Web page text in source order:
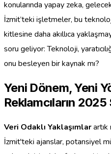
konularında yapay zeka,
İzmit’teki işletmeler, bu
kitlesine daha akıllıca
soru geliyor: Teknoloji,
onu besleyen bir kaynak mı?
Yeni Dönem, Yeni
Reklamcıların
Veri Odaklı Yaklaşımlarartık
İzmit'teki ajanslar, potansiyel